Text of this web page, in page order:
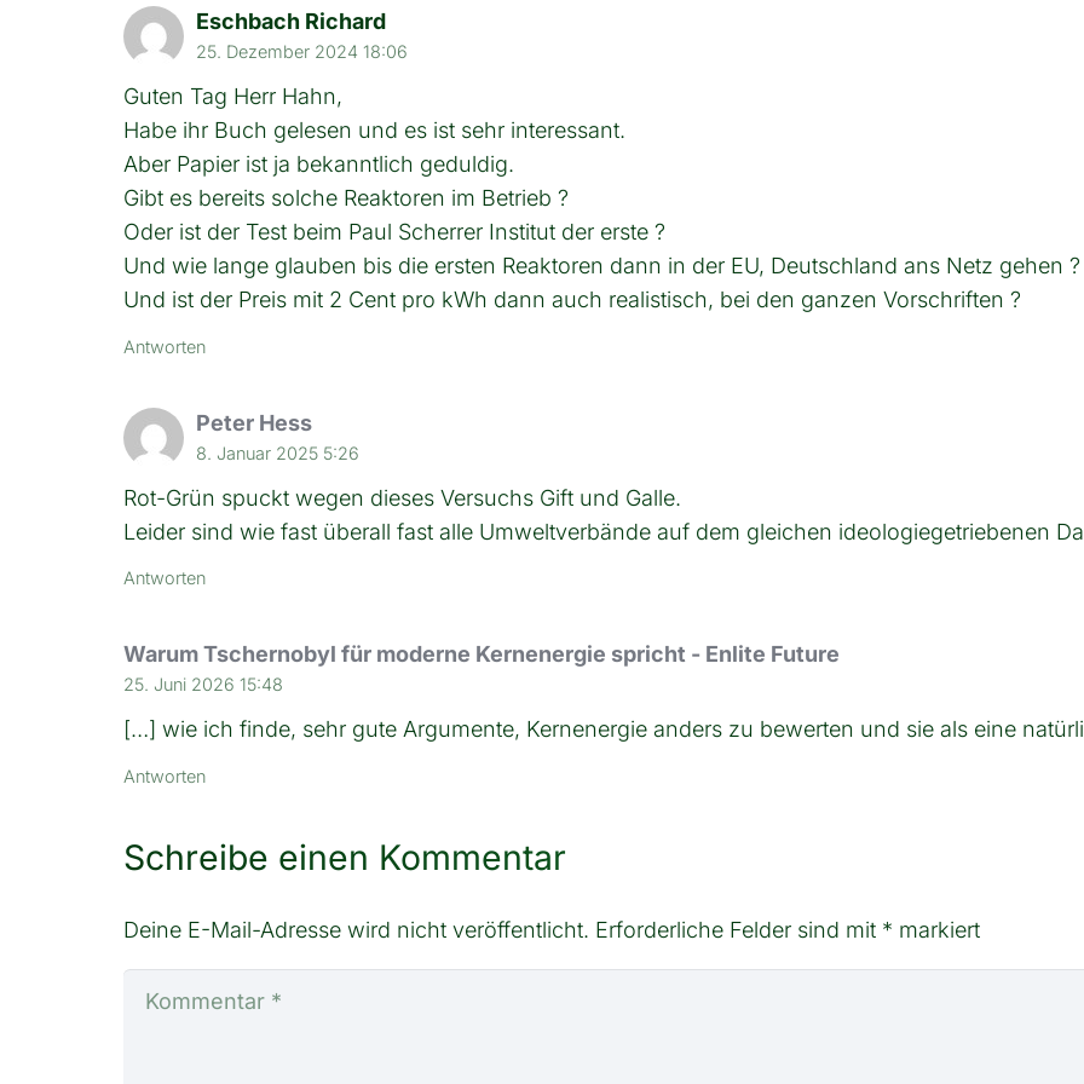
Eschbach Richard
25. Dezember 2024 18:06
Guten Tag Herr Hahn,
Habe ihr Buch gelesen und es ist sehr interessant.
Aber Papier ist ja bekanntlich geduldig.
Gibt es bereits solche Reaktoren im Betrieb ?
Oder ist der Test beim Paul Scherrer Institut der erste ?
Und wie lange glauben bis die ersten Reaktoren dann in der EU, Deutschland ans Netz gehen ?
Und ist der Preis mit 2 Cent pro kWh dann auch realistisch, bei den ganzen Vorschriften ?
Antworten
Peter Hess
8. Januar 2025 5:26
Rot-Grün spuckt wegen dieses Versuchs Gift und Galle.
Leider sind wie fast überall fast alle Umweltverbände auf dem gleichen ideologiegetriebenen
Antworten
Warum Tschernobyl für moderne Kernenergie spricht - Enlite Future
25. Juni 2026 15:48
[…] wie ich finde, sehr gute Argumente, Kernenergie anders zu bewerten und sie als eine
Antworten
Schreibe einen Kommentar
Deine E-Mail-Adresse wird nicht veröffentlicht. Erforderliche Felder sind mit * markiert